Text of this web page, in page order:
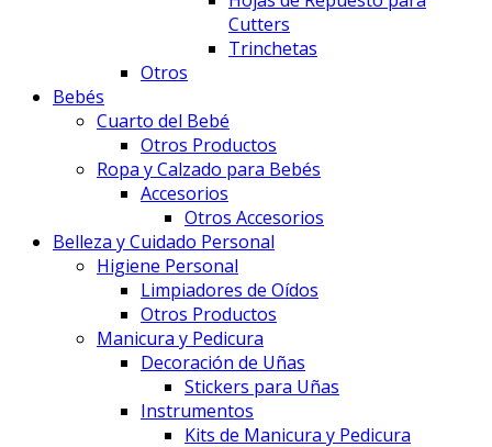
Cutters
Trinchetas
Otros
Bebés
Cuarto del Bebé
Otros Productos
Ropa y Calzado para Bebés
Accesorios
Otros Accesorios
Belleza y Cuidado Personal
Higiene Personal
Limpiadores de Oídos
Otros Productos
Manicura y Pedicura
Decoración de Uñas
Stickers para Uñas
Instrumentos
Kits de Manicura y Pedicura